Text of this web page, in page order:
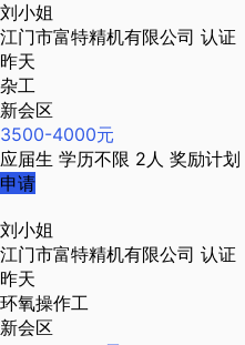
刘小姐
江门市富特精机有限公司 认证
昨天
杂工
新会区
3500-4000元
应届生 学历不限 2人 奖励计划
申请
刘小姐
江门市富特精机有限公司 认证
昨天
环氧操作工
新会区